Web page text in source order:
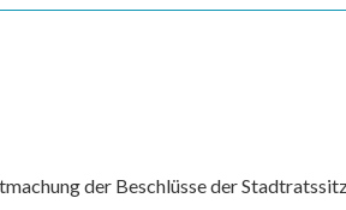
der Beschlüsse der